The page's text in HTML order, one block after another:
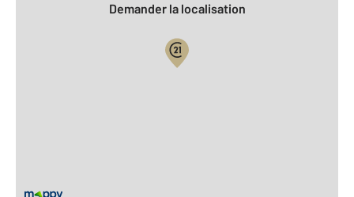
Demander la localisation